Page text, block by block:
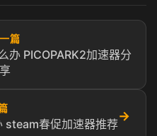
一篇
办 PICOPARK2加速器分
享
steam春促加速器推荐
→